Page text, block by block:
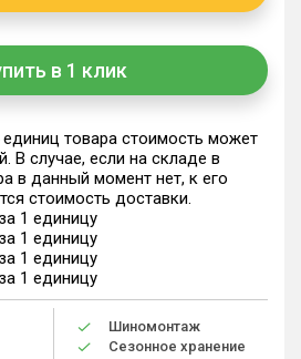
в 1 клик
товара стоимость может
В случае, если на складе в
в данный момент нет, к его
стоимость доставки.
1 единицу
1 единицу
1 единицу
1 единицу
Шиномонтаж
Сезонное хранение